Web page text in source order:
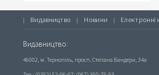
| Видавництво | Новини | Електронні
Видавництво:
46002, м. Тернопіль, просп. Степана Бандери, 34а